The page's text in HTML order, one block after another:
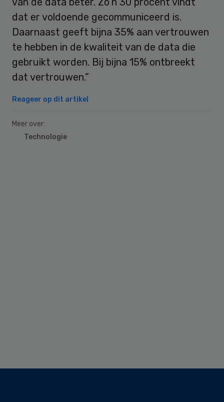
dat er voldoende gecommuniceerd is.
Daarnaast geeft bijna 35% aan vertrouwen
te hebben in de kwaliteit van de data die
gebruikt worden. Bij bijna 15% ontbreekt
dat vertrouwen.”
Reageer op dit artikel
Meer over:
Technologie